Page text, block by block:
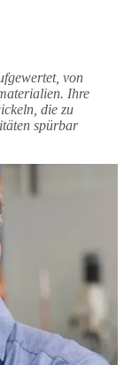
von
Ihre
die zu
spürbar